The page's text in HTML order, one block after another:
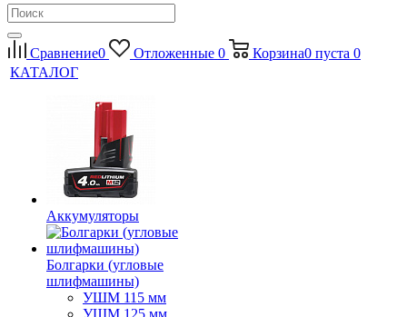
Сравнение0 Отложенные 0 Корзина0 пуста 0
КАТАЛОГ
Аккумуляторы
Болгарки (угловые
шлифмашины)
УШМ 115 мм
УШМ 125 мм